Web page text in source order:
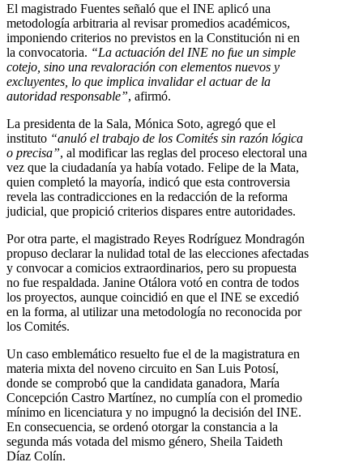
El magistrado Fuentes señaló que el INE aplicó una
metodología arbitraria al revisar promedios académicos,
imponiendo criterios no previstos en la Constitución ni en
la convocatoria. “La actuación del INE no fue un simple
cotejo, sino una revaloración con elementos nuevos y
excluyentes, lo que implica invalidar el actuar de la
autoridad responsable”, afirmó.
La presidenta de la Sala, Mónica Soto, agregó que el
instituto “anuló el trabajo de los Comités sin razón lógica
o precisa”, al modificar las reglas del proceso electoral una
vez que la ciudadanía ya había votado. Felipe de la Mata,
quien completó la mayoría, indicó que esta controversia
revela las contradicciones en la redacción de la reforma
judicial, que propició criterios dispares entre autoridades.
Por otra parte, el magistrado Reyes Rodríguez Mondragón
propuso declarar la nulidad total de las elecciones afectadas
y convocar a comicios extraordinarios, pero su propuesta
no fue respaldada. Janine Otálora votó en contra de todos
los proyectos, aunque coincidió en que el INE se excedió
en la forma, al utilizar una metodología no reconocida por
los Comités.
Un caso emblemático resuelto fue el de la magistratura en
materia mixta del noveno circuito en San Luis Potosí,
donde se comprobó que la candidata ganadora, María
Concepción Castro Martínez, no cumplía con el promedio
mínimo en licenciatura y no impugnó la decisión del INE.
En consecuencia, se ordenó otorgar la constancia a la
segunda más votada del mismo género, Sheila Taideth
Díaz Colín.